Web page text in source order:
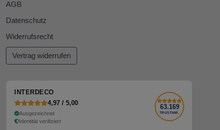
AGB
Datenschutz
Widerrufsrecht
Vertrag widerrufen
INTERDECO
4,97 / 5,00
Ausgezeichnet
Identität verifiziert
63.169
TRUSTAMI.